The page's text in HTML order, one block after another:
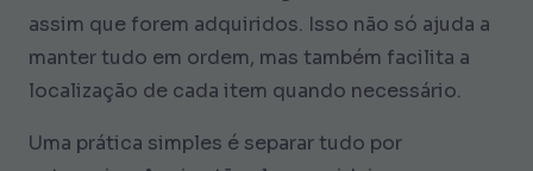
assim que forem adquiridos. Isso não só ajuda a
manter tudo em ordem, mas também facilita a
localização de cada item quando necessário.
Uma prática simples é separar tudo por